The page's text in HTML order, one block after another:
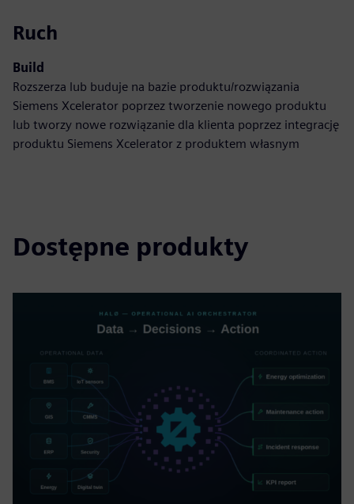
Ruch
Build
Rozszerza lub buduje na bazie produktu/rozwiązania
Siemens Xcelerator poprzez tworzenie nowego produktu
lub tworzy nowe rozwiązanie dla klienta poprzez integrację
produktu Siemens Xcelerator z produktem własnym
Dostępne produkty